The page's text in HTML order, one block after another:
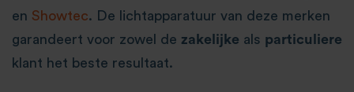
en Showtec. De lichtapparatuur van deze merken
garandeert voor zowel de zakelijke als particuliere
klant het beste resultaat.